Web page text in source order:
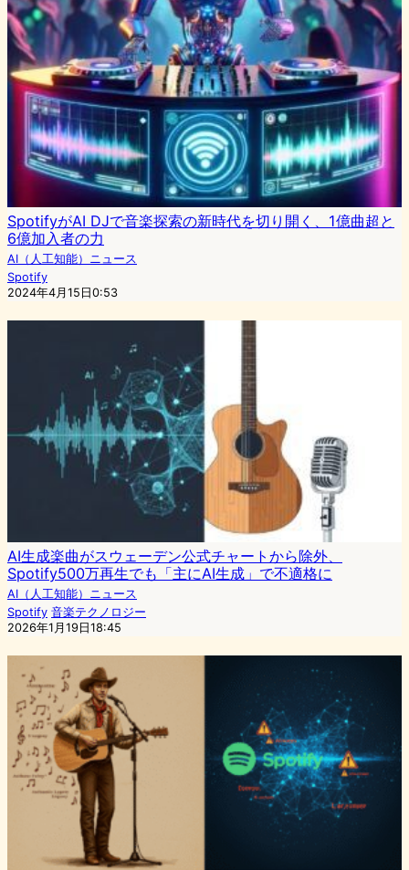
SpotifyがAI DJで音楽探索の新時代を切り開く、1億曲超と
6億加入者の力
AI（人工知能）ニュース
Spotify
2024年4月15日0:53
AI生成楽曲がスウェーデン公式チャートから除外、
Spotify500万再生でも「主にAI生成」で不適格に
AI（人工知能）ニュース
Spotify 音楽テクノロジー
2026年1月19日18:45